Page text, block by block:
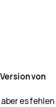
von
es fehlen